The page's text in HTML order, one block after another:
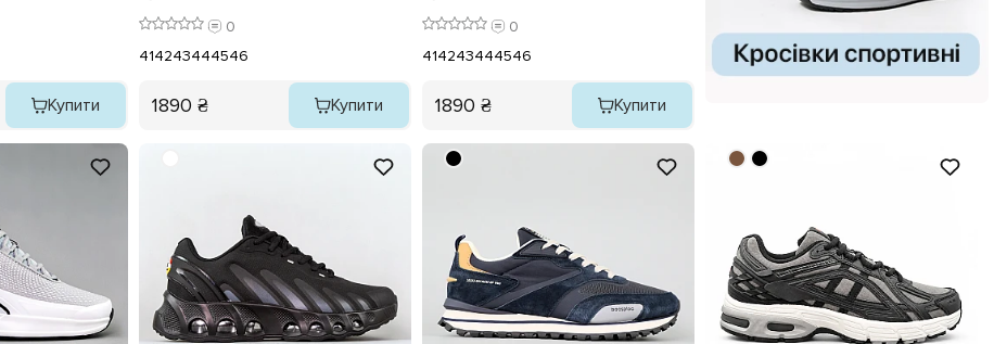
Купити
0
414243444546
1890 ₴ Купити
0
414243444546
1890 ₴ Купити